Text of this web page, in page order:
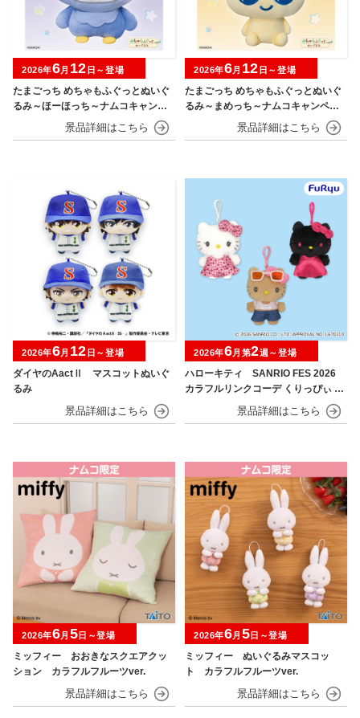
たまごっち めちゃもふぐっとぬいぐ
るみ～ほーほっち～ナムコキャンペ
2026年6月 12 日～登場
たまごっち めちゃもふぐっとぬいぐ
るみ～まめっち～ナムコキャンペー
2026年6月 12 日～登場
ダイヤのAactⅡ マスコットぬいぐ
るみ
2026年6月 12 日～登場
ハローキティ SANRIO FES 2026
カラフルリンクコーデ くりっぴぃ ぬ
2026年6月第2週～登場
ミッフィー おおきなスクエアクッ
ション カラフルフルーツver.
2026年6月 5日～登場
ミッフィー ぬいぐるみマスコッ
ト カラフルフルーツver.
2026年6月 5日～登場